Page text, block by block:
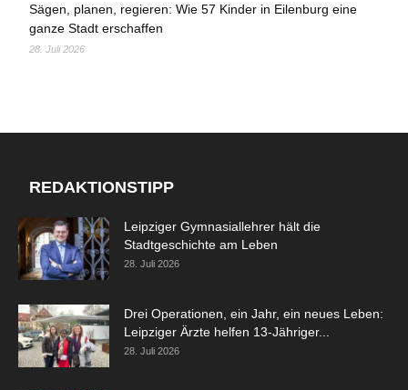
Sägen, planen, regieren: Wie 57 Kinder in Eilenburg eine
ganze Stadt erschaffen
28. Juli 2026
REDAKTIONSTIPP
Leipziger Gymnasiallehrer hält die
Stadtgeschichte am Leben
28. Juli 2026
Drei Operationen, ein Jahr, ein neues Leben:
Leipziger Ärzte helfen 13-Jähriger...
28. Juli 2026